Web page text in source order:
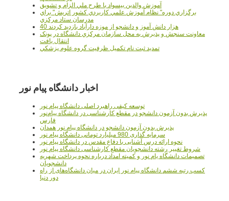
آموزش والدين بيسواد با طرح ملي الزام و تشويق
برگزاري دوره" نظام آموزش علمي كاربردي كشور اتريش" براي
مدرسان ستاد مرکزي
40 هزار دانش آموز و دانشجو از موزه دارآباد بازديد کردند
معاونت سنجش و پذيرش به محل سازمان مرکزي دانشگاه در پونک
انتقال يافت
تمديد ثبت نام تکميل ظرفيت گروه علوم پزشکي
اخبار دانشگاه پیام نور
توسعه کیفی راهبرد اصلی دانشگاه پیام نور
پذیرش بدون آزمون دانشجو در مقطع کارشناسی در دانشگاه پیام‌نور
فارس
پذیرش بدون آزمون دانشجو در دانشگاه پیام نور همدان
سرمایه گذاری 980 میلیارد تومانی دانشگاه پیام نور
نحوه ارائه درس آشنایی با دفاع مقدس در دانشگاه پیام نور
شروط تغییر رشته دانشجویان مقطع کارشناسی دانشگاه پیام نور
تصمیمات دانشگاه یام نور و کمیته امداد درباره نحوه پرداخت شهریه
دانشجویان
کسب رتبه ششم دانشگاه پیام نور ایران در میان دانشگاه‌های از راه
دور دنیا